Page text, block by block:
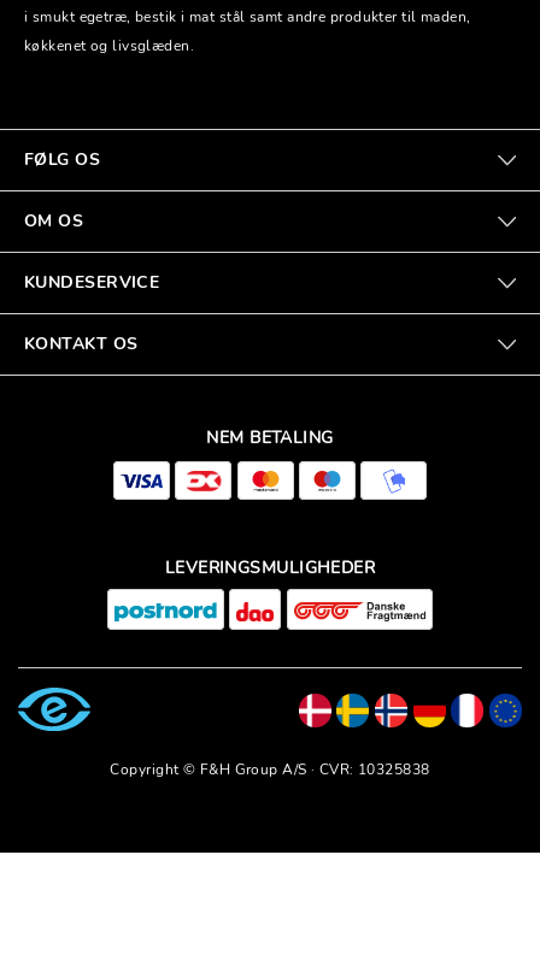
i smukt egetræ, bestik i mat stål samt andre produkter til maden,
køkkenet og livsglæden.
FØLG OS
OM OS
KUNDESERVICE
KONTAKT OS
NEM BETALING
LEVERINGSMULIGHEDER
Copyright © F&H Group A/S · CVR: 10325838